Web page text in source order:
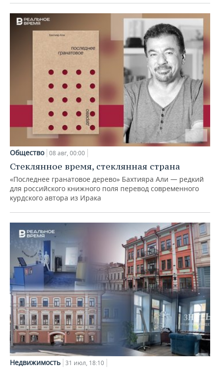
Общество 08 авг, 00:00
Стеклянное время, стеклянная страна
«Последнее гранатовое дерево» Бахтияра Али — редкий
для российского книжного поля перевод современного
курдского автора из Ирака
Недвижимость 31 июл, 18:10